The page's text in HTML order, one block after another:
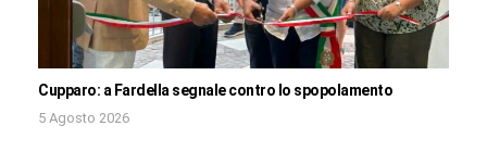
Cupparo: a Fardella segnale contro lo spopolamento
5 Agosto 2026